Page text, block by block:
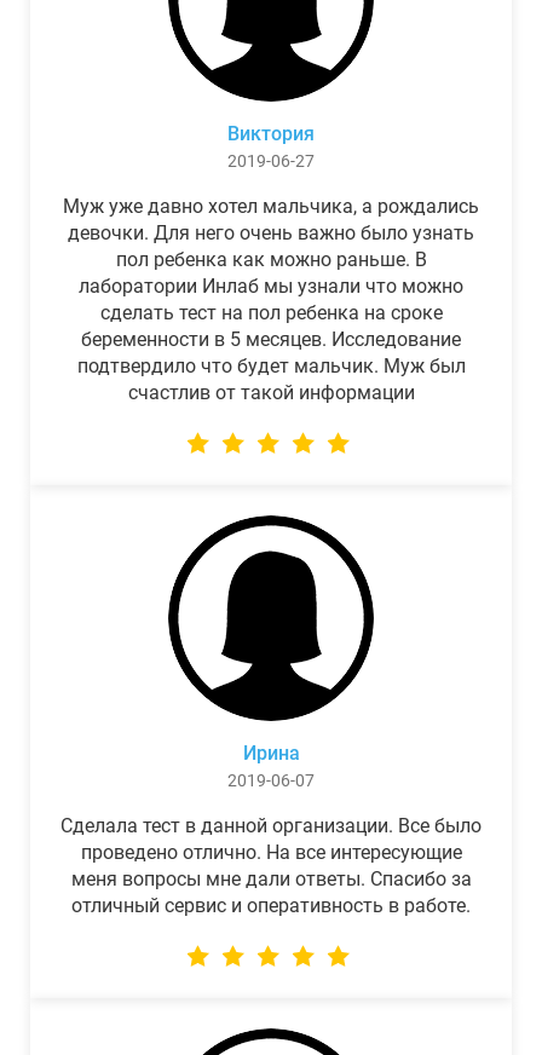
Виктория
2019-06-27
Муж уже давно хотел мальчика, а рождались
девочки. Для него очень важно было узнать
пол ребенка как можно раньше. В
лаборатории Инлаб мы узнали что можно
сделать тест на пол ребенка на сроке
беременности в 5 месяцев. Исследование
подтвердило что будет мальчик. Муж был
счастлив от такой информации
Ирина
2019-06-07
Сделала тест в данной организации. Все было
проведено отлично. На все интересующие
меня вопросы мне дали ответы. Спасибо за
отличный сервис и оперативность в работе.